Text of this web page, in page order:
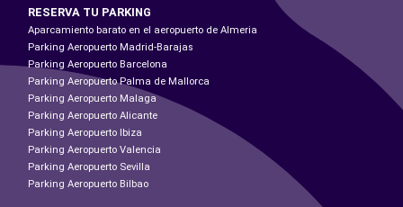
RESERVA TU PARKING
Aparcamiento barato en el aeropuerto de Almeria
Parking Aeropuerto Madrid-Barajas
Parking Aeropuerto Barcelona
Parking Aeropuerto Palma de Mallorca
Parking Aeropuerto Malaga
Parking Aeropuerto Alicante
Parking Aeropuerto Ibiza
Parking Aeropuerto Valencia
Parking Aeropuerto Sevilla
Parking Aeropuerto Bilbao